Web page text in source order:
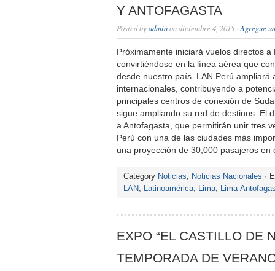
Y ANTOFAGASTA
Posted byadminon diciembre 4, 2015 · Agregue
Próximamente iniciará vuelos directos
convirtiéndose en la línea aérea que
desde nuestro país. LAN Perú ampliará
internacionales, contribuyendo a
principales centros de conexión de
sigue ampliando su red de destinos. El
a Antofagasta, que permitirán unir tres
Perú con una de las ciudades más
una proyección de 30,000 pasajeros
Category Noticias, Noticias Nacionales ·
LAN, Latinoamérica, Lima, Lima-
EXPO “EL CASTILLO DE
TEMPORADA DE